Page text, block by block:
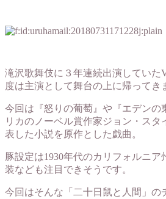
滝沢歌舞伎に３年連続出演していた
度は主演として舞台の上に帰ってき
今回は『怒りの葡萄』や『エデンの
リカのノーベル賞作家ジョン・スタ
表した小説を原作とした戯曲。
豚設定は1930年代のカリフォルニア
装なども注目できそうです。
今回はそんな「二十日鼠と人間」の